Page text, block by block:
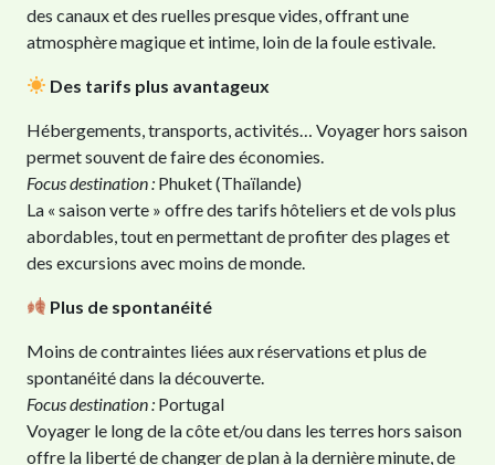
des canaux et des ruelles presque vides, offrant une
atmosphère magique et intime, loin de la foule estivale.
Des tarifs plus avantageux
Hébergements, transports, activités… Voyager hors saison
permet souvent de faire des économies.
Focus destination : Phuket (Thaïlande)
La « saison verte » offre des tarifs hôteliers et de vols plus
abordables, tout en permettant de profiter des plages et
des excursions avec moins de monde.
Plus de spontanéité
Moins de contraintes liées aux réservations et plus de
spontanéité dans la découverte.
Focus destination : Portugal
Voyager le long de la côte et/ou dans les terres hors saison
offre la liberté de changer de plan à la dernière minute, de